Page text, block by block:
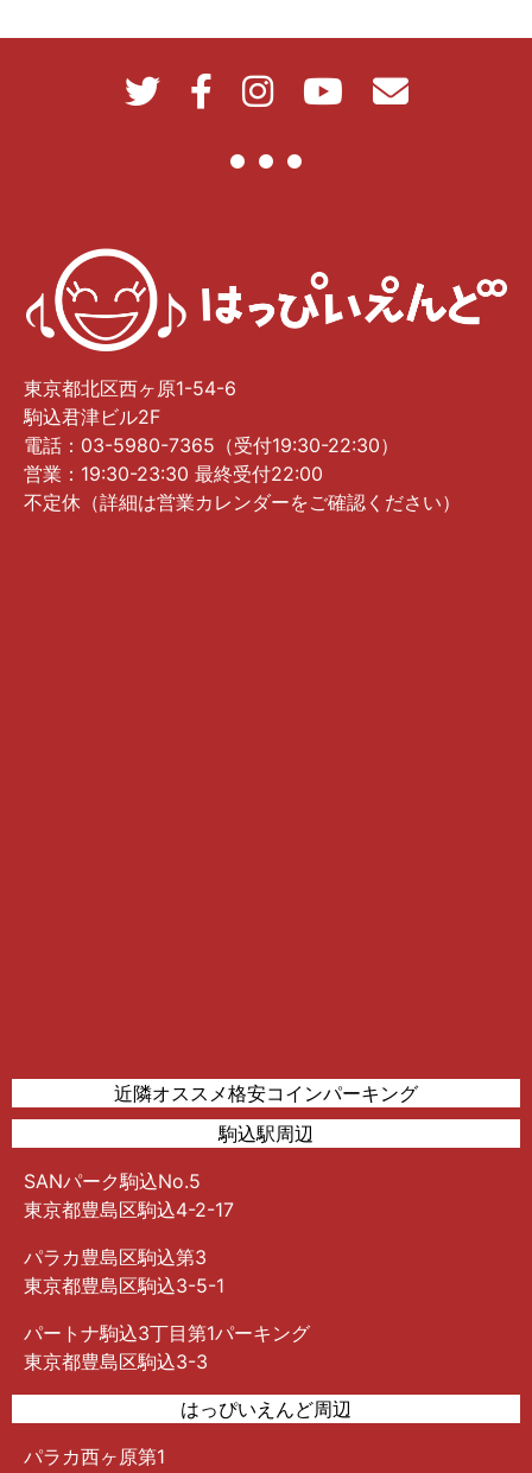
東京都北区西ヶ原1-54-6
駒込君津ビル2F
電話：03-5980-7365（受付19:30-22:30）
営業：19:30-23:30 最終受付22:00
不定休（詳細は営業カレンダーをご確認ください）
近隣オススメ格安コインパーキング
駒込駅周辺
SANパーク駒込No.5
東京都豊島区駒込4-2-17
パラカ豊島区駒込第3
東京都豊島区駒込3-5-1
パートナ駒込3丁目第1パーキング
東京都豊島区駒込3-3
はっぴいえんど周辺
パラカ西ヶ原第1